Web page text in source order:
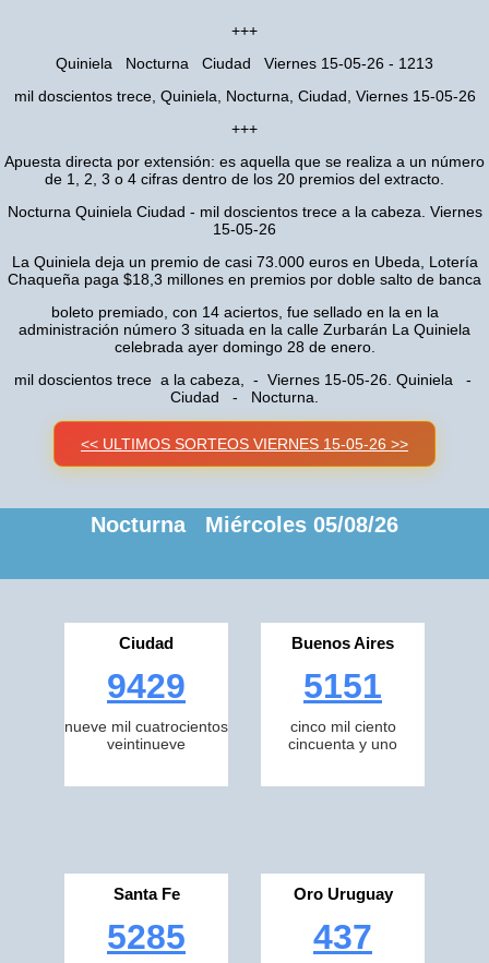
+++
Quiniela Nocturna Ciudad Viernes 15-05-26 - 1213
mil doscientos trece, Quiniela, Nocturna, Ciudad, Viernes 15-05-26
+++
Apuesta directa por extensión: es aquella que se realiza a un número
de 1, 2, 3 o 4 cifras dentro de los 20 premios del extracto.
Nocturna Quiniela Ciudad - mil doscientos trece a la cabeza. Viernes
15-05-26
La Quiniela deja un premio de casi 73.000 euros en Ubeda, Lotería
Chaqueña paga $18,3 millones en premios por doble salto de banca
boleto premiado, con 14 aciertos, fue sellado en la en la
administración número 3 situada en la calle Zurbarán La Quiniela
celebrada ayer domingo 28 de enero.
mil doscientos trece a la cabeza, - Viernes 15-05-26. Quiniela -
Ciudad - Nocturna.
<< ULTIMOS SORTEOS VIERNES 15-05-26 >>
Nocturna Miércoles 05/08/26
Ciudad
9429
nueve mil cuatrocientos
veintinueve
Buenos Aires
5151
cinco mil ciento
cincuenta y uno
Santa Fe
5285
Oro Uruguay
437